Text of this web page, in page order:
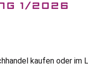
1/2026
kaufen oder